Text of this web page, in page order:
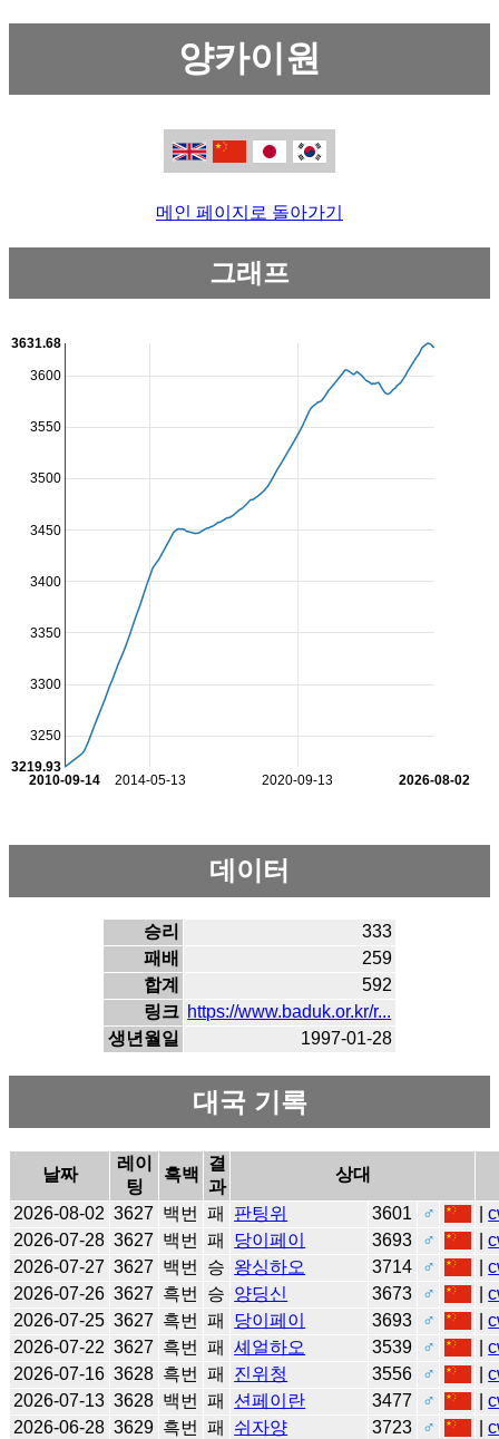
양카이원
메인 페이지로 돌아가기
그래프
2014-05-13 2020-09-13
2010-09-14 2026-08-02
3250
3300
3350
3400
3450
3500
3550
3600
3219.93
3631.68
데이터
승리
333
패배
259
합계
592
링크 https://www.baduk.or.kr/r...
생년월일
1997-01-28
대국 기록
날짜
레이
팅
흑백
결
과
상대
2026-08-02 3627 백번 패 판팅위 3601 ♂ |
2026-07-28 3627 백번 패 당이페이 3693 ♂ |
2026-07-27 3627 백번 승 왕싱하오 3714 ♂ |
2026-07-26 3627 흑번 승 양딩신 3673 ♂ |
2026-07-25 3627 흑번 패 당이페이 3693 ♂ |
2026-07-22 3627 흑번 패 셰얼하오 3539 ♂ |
2026-07-16 3628 흑번 패 진위청 3556 ♂ |
2026-07-13 3628 백번 패 션페이란 3477 ♂ |
2026-06-28 3629 흑번 패 쉬자양 3723 ♂ |